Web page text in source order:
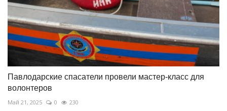
Павлодарские спасатели провели мастер-класс для
волонтеров
Май 21, 2025 0 230